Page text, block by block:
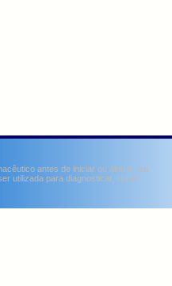
antes de iniciar ou alterar um
utilizada para diagnosticar, curar,